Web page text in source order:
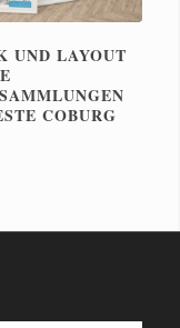
UND LAYOUT
COBURG